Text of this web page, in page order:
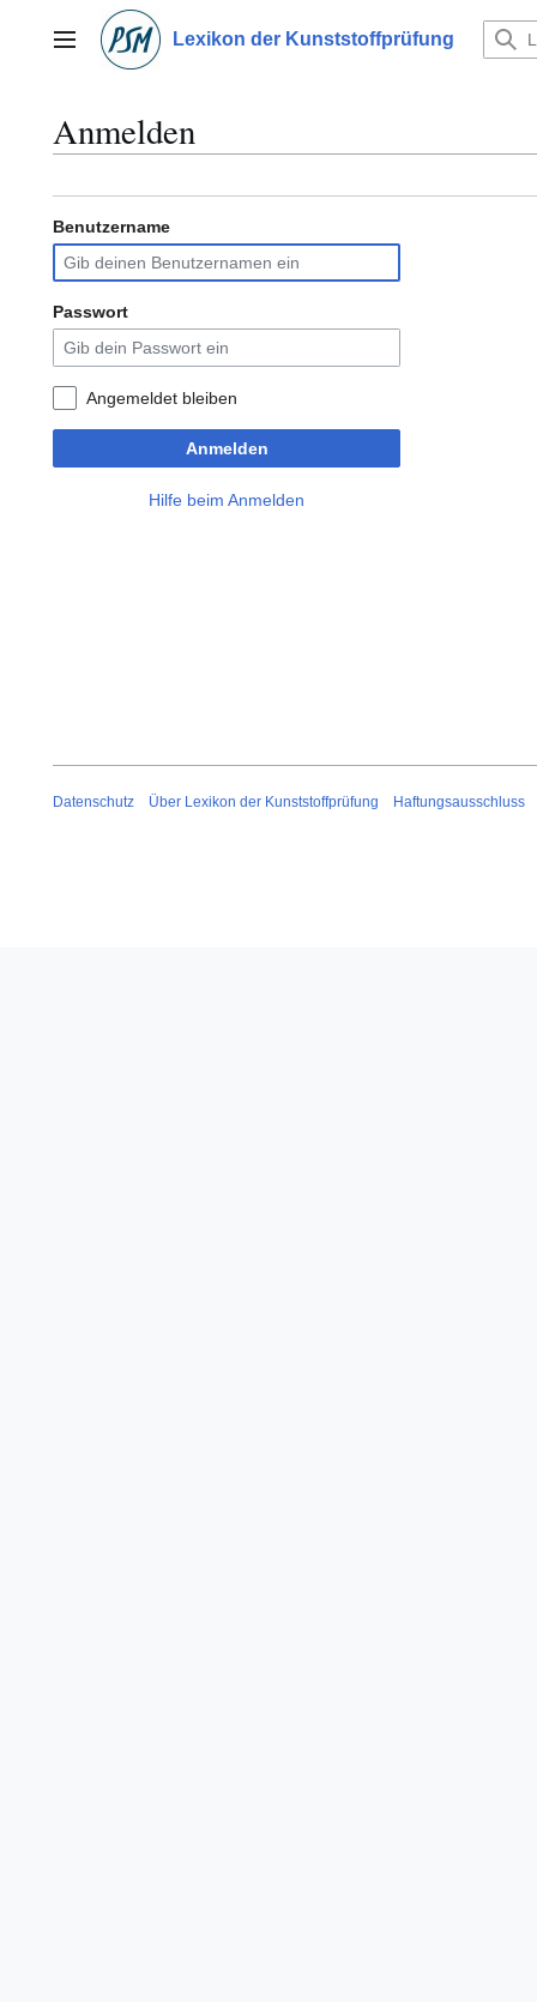
springenHauptmenü Lexikon der Kunststoffprüfung
Anmelden
Benutzername
Passwort
Angemeldet bleiben
Anmelden
Hilfe beim Anmelden
Datenschutz Über Lexikon der Kunststoffprüfung Haftungsausschluss